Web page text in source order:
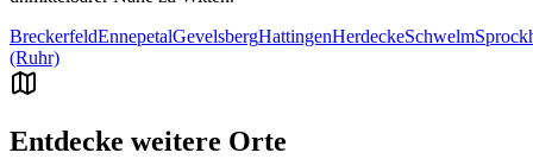
BreckerfeldEnnepetalGevelsbergHattingenHerdeckeSchwelm
(Ruhr)
Entdecke weitere Orte